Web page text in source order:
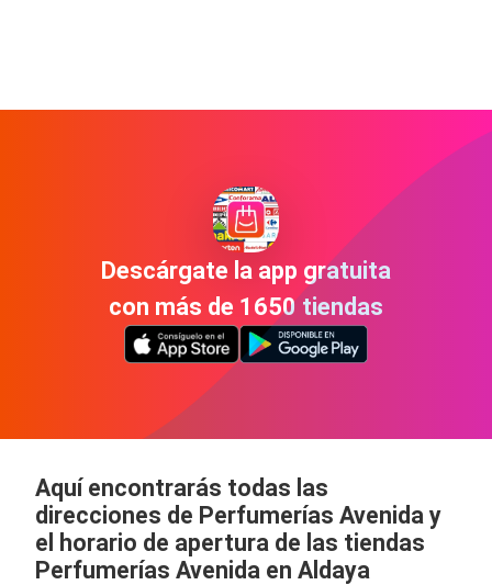
Descárgate la app gratuita
con más de 1650 tiendas
Aquí encontrarás todas las
direcciones de Perfumerías Avenida y
el horario de apertura de las tiendas
Perfumerías Avenida en Aldaya